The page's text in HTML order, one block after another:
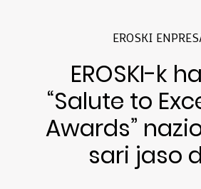
EROSKI
EROSKI-k
“Salute to
Awards”
sari jaso